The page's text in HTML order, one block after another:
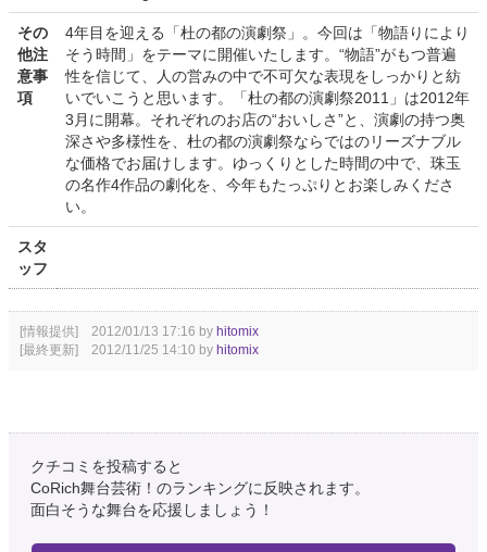
その
他注
意事
項
4年目を迎える「杜の都の演劇祭」。今回は「物語りにより
そう時間」をテーマに開催いたします。“物語”がもつ普遍
性を信じて、人の営みの中で不可欠な表現をしっかりと紡
いでいこうと思います。「杜の都の演劇祭2011」は2012年
3月に開幕。それぞれのお店の“おいしさ”と、演劇の持つ奥
深さや多様性を、杜の都の演劇祭ならではのリーズナブル
な価格でお届けします。ゆっくりとした時間の中で、珠玉
の名作4作品の劇化を、今年もたっぷりとお楽しみくださ
い。
スタ
ッフ
[情報提供] 2012/01/13 17:16 by hitomix
[最終更新] 2012/11/25 14:10 by hitomix
クチコミを投稿すると
CoRich舞台芸術！のランキングに反映されます。
面白そうな舞台を応援しましょう！